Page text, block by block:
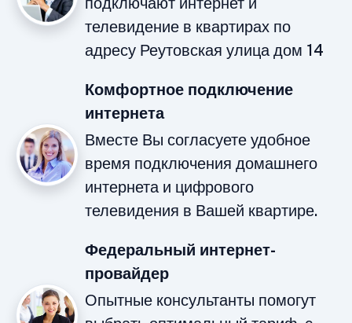
телевидение в квартирах по
адресу Реутовская улица дом 14
Комфортное подключение
интернета
Вместе Вы согласуете удобное
время подключения домашнего
интернета и цифрового
телевидения в Вашей квартире.
Федеральный интернет-
провайдер
Опытные консультанты помогут